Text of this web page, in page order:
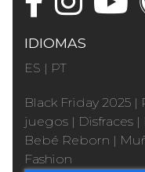
IDIOMAS
ES | PT
Black Friday 2025 |
juegos | Disfraces |
Bebé Reborn |
Fashion